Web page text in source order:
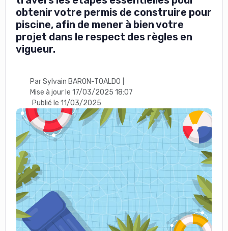
obtenir votre permis de construire pour
piscine, afin de mener à bien votre
projet dans le respect des règles en
vigueur.
Par Sylvain BARON-TOALDO
Mise à jour le 17/03/2025 18:07
Publié le 11/03/2025